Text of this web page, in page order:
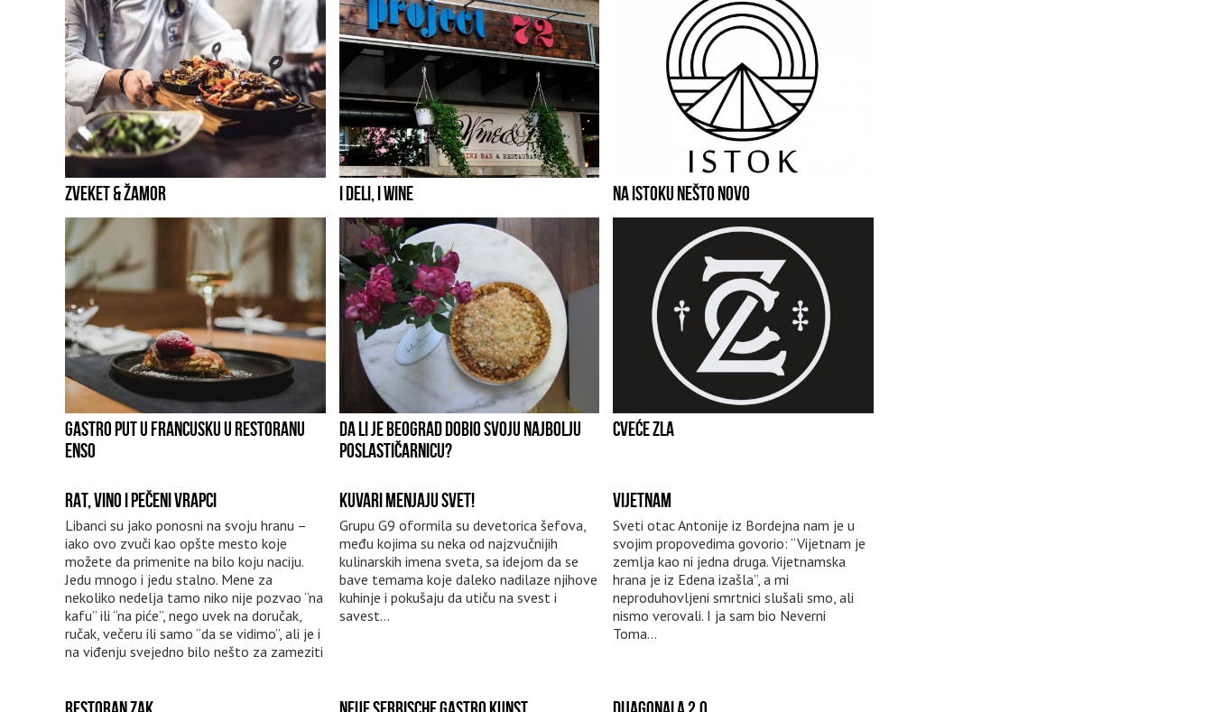
ZVEKET & ŽAMOR I DELI, I WINE NA ISTOKU NEŠTO NOVO
GASTRO PUT U FRANCUSKU U RESTORANU
ENSO
DA LI JE BEOGRAD DOBIO SVOJU NAJBOLJU
POSLASTIČARNICU?
CVEĆE ZLA
RAT, VINO I PEČENI VRAPCI
Libanci su jako ponosni na svoju hranu –
iako ovo zvuči kao opšte mesto koje
možete da primenite na bilo koju naciju.
Jedu mnogo i jedu stalno. Mene za
nekoliko nedelja tamo niko nije pozvao “na
kafu” ili “na piće”, nego uvek na doručak,
ručak, večeru ili samo “da se vidimo”, ali je i
na viđenju svejedno bilo nešto za zameziti
KUVARI MENJAJU SVET!
Grupu G9 oformila su devetorica šefova,
među kojima su neka od najzvučnijih
kulinarskih imena sveta, sa idejom da se
bave temama koje daleko nadilaze njihove
kuhinje i pokušaju da utiču na svest i
savest...
VIJETNAM
Sveti otac Antonije iz Bordejna nam je u
svojim propovedima govorio: “Vijetnam je
zemlja kao ni jedna druga. Vijetnamska
hrana je iz Edena izašla”, a mi
neproduhovljeni smrtnici slušali smo, ali
nismo verovali. I ja sam bio Neverni
Toma...